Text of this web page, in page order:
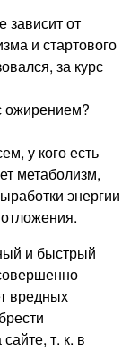
зависит от
и стартового
за курс
ожирением?
у кого есть
метаболизм,
энергии
и быстрый
вредных
т. к. в